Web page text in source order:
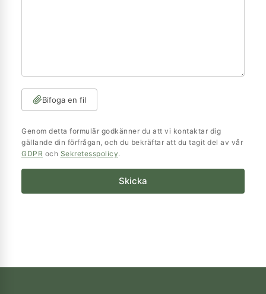
Bifoga en fil
Genom detta formulär godkänner du att vi kontaktar dig
gällande din förfrågan, och du bekräftar att du tagit del av vår
GDPR och Sekretesspolicy.
Skicka